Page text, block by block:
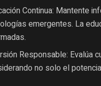
Continua: Mantente
emergentes. La
Responsable: Evalúa
no solo el